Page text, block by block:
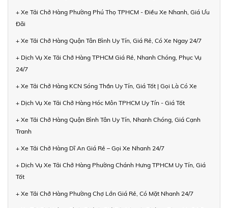
+ Xe Tải Chở Hàng Phường Phú Thọ TPHCM - Điều Xe Nhanh, Giá Ưu
Đãi
+ Xe Tải Chở Hàng Quận Tân Bình Uy Tín, Giá Rẻ, Có Xe Ngay 24/7
+ Dịch Vụ Xe Tải Chở Hàng TPHCM Giá Rẻ, Nhanh Chóng, Phục Vụ
24/7
+ Xe Tải Chở Hàng KCN Sóng Thần Uy Tín, Giá Tốt | Gọi Là Có Xe
+ Dịch Vụ Xe Tải Chở Hàng Hóc Môn TPHCM Uy Tín - Giá Tốt
+ Xe Tải Chở Hàng Quận Bình Tân Uy Tín, Nhanh Chóng, Giá Cạnh
Tranh
+ Xe Tải Chở Hàng Dĩ An Giá Rẻ – Gọi Xe Nhanh 24/7
+ Dịch Vụ Xe Tải Chở Hàng Phường Chánh Hưng TPHCM Uy Tín, Giá
Tốt
+ Xe Tải Chở Hàng Phường Chợ Lớn Giá Rẻ, Có Mặt Nhanh 24/7